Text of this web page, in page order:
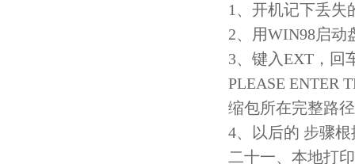
1、开机记下丢失
2、用WIN98启动
3、键入EXT，回
PLEASE ENTER
缩包所在完整路
4、以后的 步骤
二十一、本地打